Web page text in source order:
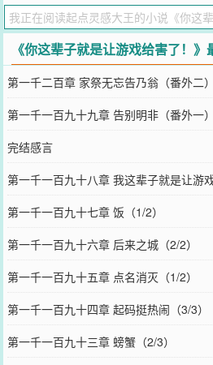
“如果不是迷上深海游戏，兴许我现在还
也不是不好，但对我来说，打游戏可以
您要是觉得《你这辈子就是让游戏给害
向您QQ群和微博微信里的朋友推荐哦！
《你这辈子就是让游戏给害了！》
第一千二百章 家祭无忘告乃翁（番外二）
第一千一百九十九章 告别明非（番外一）
完结感言
第一千一百九十八章 我这辈子就是让游
第一千一百九十七章 饭（1/2）
第一千一百九十六章 后来之城（2/2）
第一千一百九十五章 点名消灭（1/2）
第一千一百九十四章 起码挺热闹（3/3）
第一千一百九十三章 螃蟹（2/3）